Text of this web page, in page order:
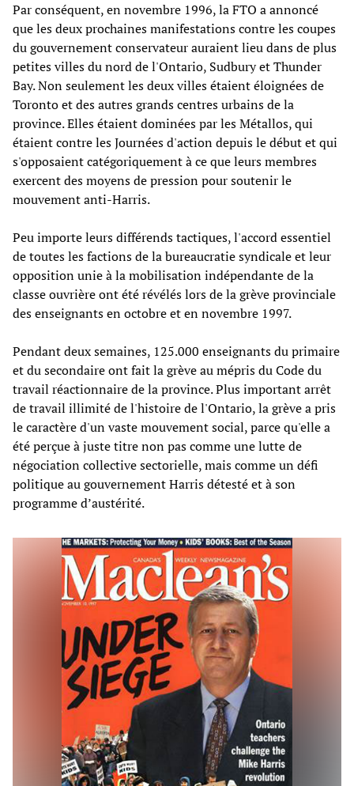
Par conséquent, en novembre 1996, la FTO a annoncé
que les deux prochaines manifestations contre les coupes
du gouvernement conservateur auraient lieu dans de plus
petites villes du nord de l'Ontario, Sudbury et Thunder
Bay. Non seulement les deux villes étaient éloignées de
Toronto et des autres grands centres urbains de la
province. Elles étaient dominées par les Métallos, qui
étaient contre les Journées d'action depuis le début et qui
s'opposaient catégoriquement à ce que leurs membres
exercent des moyens de pression pour soutenir le
mouvement anti-Harris.
Peu importe leurs différends tactiques, l'accord essentiel
de toutes les factions de la bureaucratie syndicale et leur
opposition unie à la mobilisation indépendante de la
classe ouvrière ont été révélés lors de la grève provinciale
des enseignants en octobre et en novembre 1997.
Pendant deux semaines, 125.000 enseignants du primaire
et du secondaire ont fait la grève au mépris du Code du
travail réactionnaire de la province. Plus important arrêt
de travail illimité de l'histoire de l'Ontario, la grève a pris
le caractère d'un vaste mouvement social, parce qu'elle a
été perçue à juste titre non pas comme une lutte de
négociation collective sectorielle, mais comme un défi
politique au gouvernement Harris détesté et à son
programme d’austérité.